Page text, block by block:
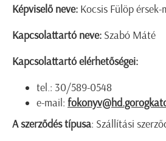
Képviselő neve: Kocsis Fülöp
Kapcsolattartó neve: Szabó Máté
Kapcsolattartó elérhetőségei:
tel.: 30/589-0548
e-mail:
A szerződés típusa: Szállítási